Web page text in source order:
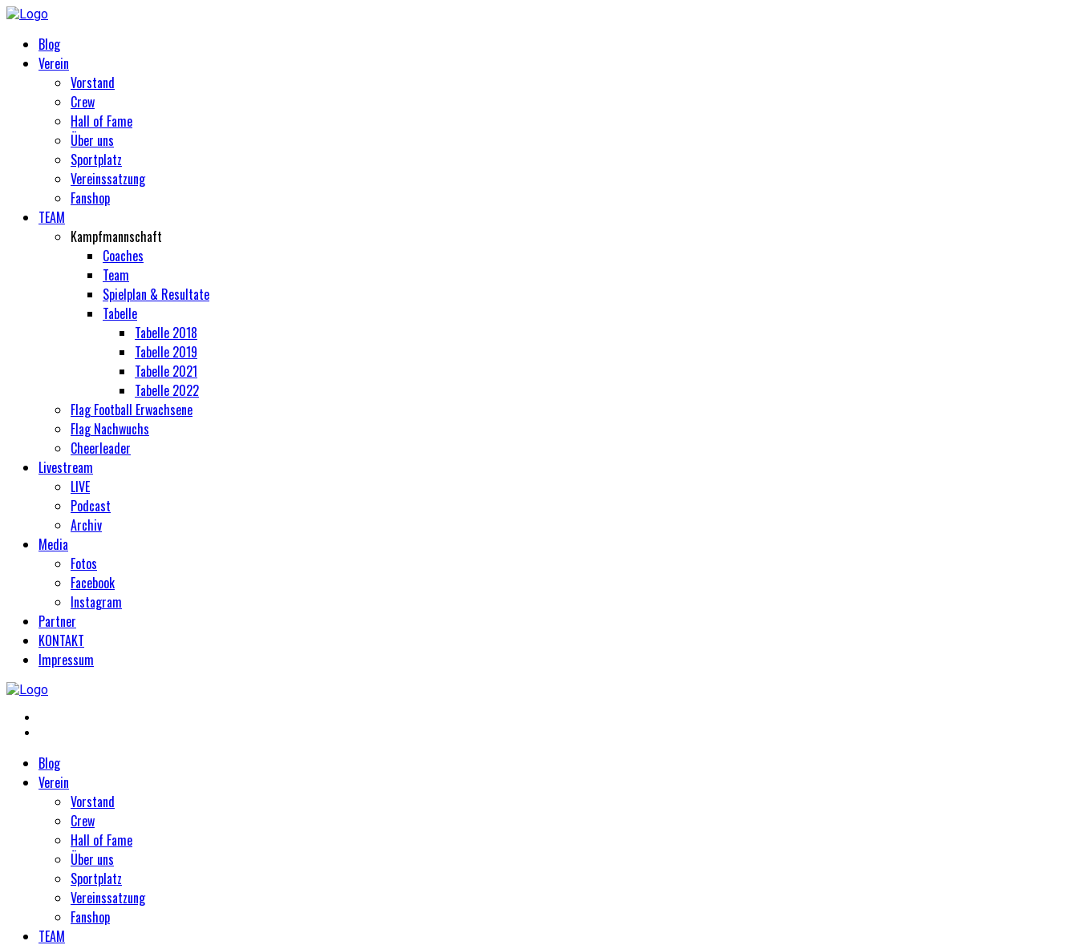
Blog
Verein
Vorstand
Crew
Hall of Fame
Über uns
Sportplatz
Vereinssatzung
Fanshop
TEAM
Kampfmannschaft
Coaches
Team
Spielplan & Resultate
Tabelle
Tabelle 2018
Tabelle 2019
Tabelle 2021
Tabelle 2022
Flag Football Erwachsene
Flag Nachwuchs
Cheerleader
Livestream
LIVE
Podcast
Archiv
Media
Fotos
Facebook
Instagram
Partner
KONTAKT
Impressum
Blog
Verein
Vorstand
Crew
Hall of Fame
Über uns
Sportplatz
Vereinssatzung
Fanshop
TEAM